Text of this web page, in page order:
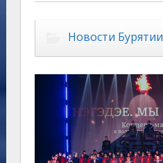
Новости Бурятии